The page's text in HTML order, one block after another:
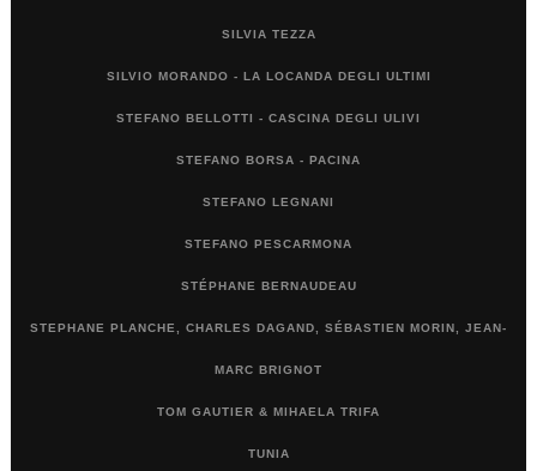
SILVIA TEZZA
SILVIO MORANDO - LA LOCANDA DEGLI ULTIMI
STEFANO BELLOTTI - CASCINA DEGLI ULIVI
STEFANO BORSA - PACINA
STEFANO LEGNANI
STEFANO PESCARMONA
STÉPHANE BERNAUDEAU
STEPHANE PLANCHE, CHARLES DAGAND, SÉBASTIEN MORIN, JEAN-
MARC BRIGNOT
TOM GAUTIER & MIHAELA TRIFA
TUNIA